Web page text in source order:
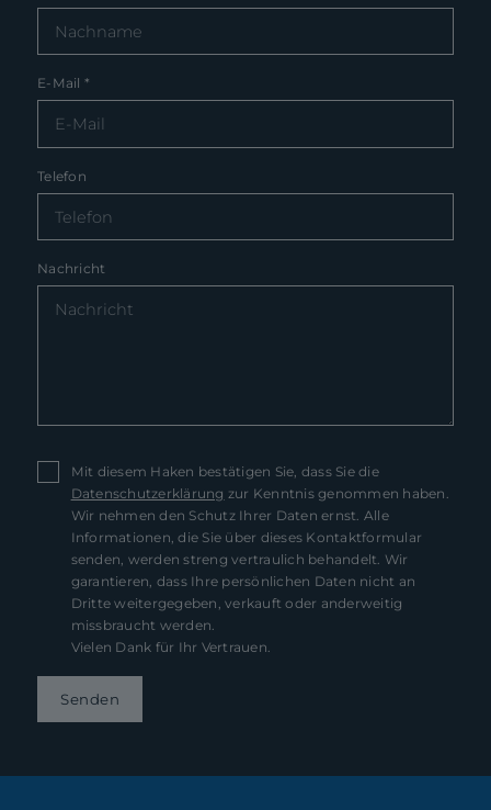
E-Mail *
Telefon
Nachricht
Mit diesem Haken bestätigen Sie, dass Sie die
Datenschutzerklärung zur Kenntnis genommen haben.
Wir nehmen den Schutz Ihrer Daten ernst. Alle
Informationen, die Sie über dieses Kontaktformular
senden, werden streng vertraulich behandelt. Wir
garantieren, dass Ihre persönlichen Daten nicht an
Dritte weitergegeben, verkauft oder anderweitig
missbraucht werden.
Vielen Dank für Ihr Vertrauen.
Senden